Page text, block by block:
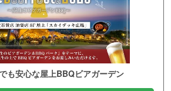
も安心な屋上BBQビアガーデン